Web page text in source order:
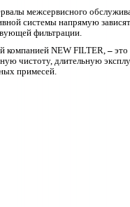
межсервисного
системы напрямую
фильтрации.
компанией NEW FILTER,– это
чистоту, длительную
примесей.